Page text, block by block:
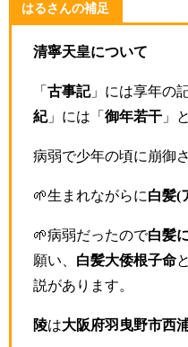
はるさんの補足
清寧天皇について
「 古事記」には享年の
紀」には「 御年若干 」
病弱で少年の頃に崩御
🌱生まれながらに白髪(
🌱病弱だったので白髪
願い、 白髪大倭根子命
説があります。
陵は大阪府羽曳野市西